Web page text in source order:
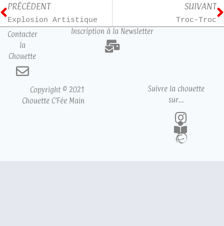
PRÉCÉDENT
Explosion Artistique
SUIVANT
Troc-Troc
Contacter
la
Chouette
Inscription à la Newsletter
Copyright © 2021
Chouette C’Fée Main
Suivre la chouette
sur…